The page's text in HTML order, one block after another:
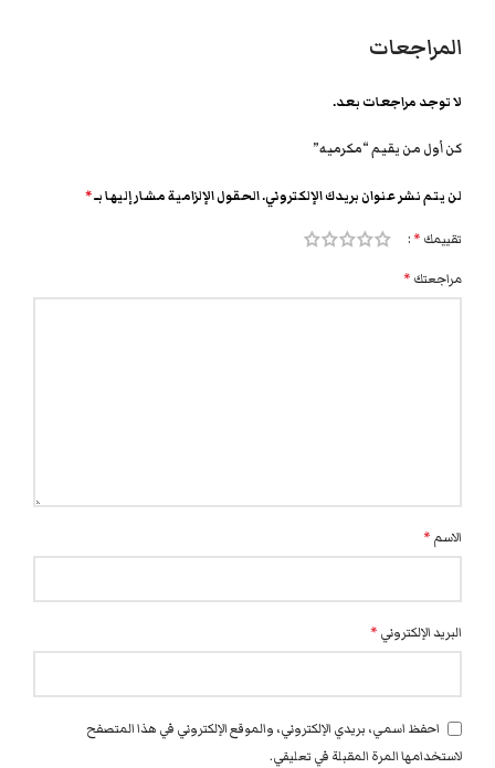
المراجعات
لا توجد مراجعات بعد.
كن أول من يقيم “مكرميه”
لن يتم نشر عنوان بريدك الإلكتروني.الحقول الإلزامية مشار إليها بـ*
تقييمك *
مراجعتك *
الاسم *
البريد الإلكتروني *
احفظ اسمي، بريدي الإلكتروني، والموقع الإلكتروني في هذا المتصفح
لاستخدامها المرة المقبلة في تعليقي.